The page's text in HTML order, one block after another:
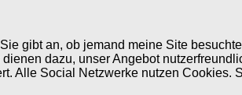
gibt an, ob jemand meine Site
dazu, unser Angebot
Alle Social Netzwerke nutzen Cookies.